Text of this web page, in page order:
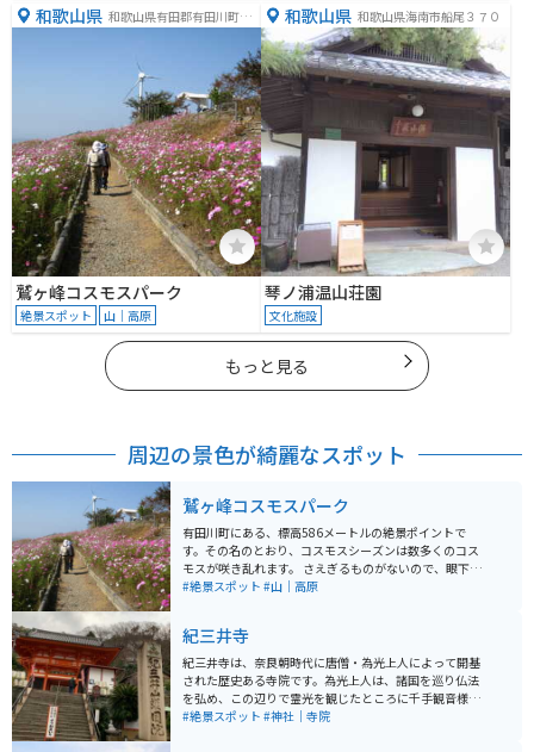
和歌山県 和歌山県有田郡有田川町長
鷲ヶ峰コスモスパーク
絶景スポット 山｜高原
和歌山県 和歌山県海南市船尾３７０
琴ノ浦温山荘園
文化施設
もっと見る
周辺の景色が綺麗なスポット
鷲ヶ峰コスモスパーク
有田川町にある、標高586メートルの絶景ポイントで
す。その名のとおり、コスモスシーズンは数多くのコス
モスが咲き乱れます。 さえぎるものがないので、眼下の
有田川流域や有田、湯浅方面から遠く淡路島から四国ま
意ください。 頂上には売店や販売機はありません。かつ
ては風車がシンボルでしたが、今は撤去されています。
#絶景スポット #山｜高原
紀三井寺
紀三井寺は、奈良朝時代に唐僧・為光上人によって開基
された歴史ある寺院です。為光上人は、諸国を巡り仏法
を弘め、この辺りで霊光を観じたところに千手観音様の
像を見いだし、十一面観世音菩薩像を刻んでこの地に建
#絶景スポット #神社｜寺院